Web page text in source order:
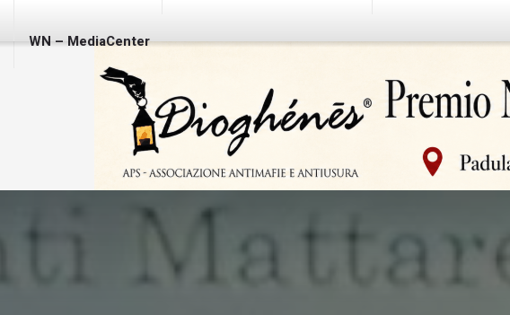
WN – MediaCenter